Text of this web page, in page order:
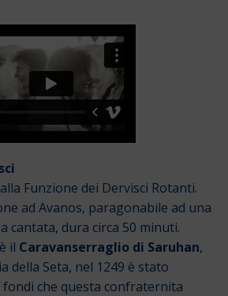
Funzione dei Dervisci Rotanti.
ad Avanos, paragonabile ad una
cantata, dura circa 50 minuti.
il Caravanserraglio di Saruhan,
della Seta, nel 1249 è stato
che questa confraternita